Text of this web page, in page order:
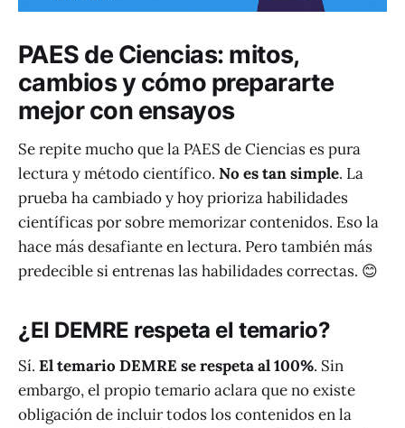
PAES de Ciencias: mitos,
cambios y cómo prepararte
mejor con ensayos
Se repite mucho que la PAES de Ciencias es pura
lectura y método científico. No es tan simple. La
prueba ha cambiado y hoy prioriza habilidades
científicas por sobre memorizar contenidos. Eso la
hace más desafiante en lectura. Pero también más
predecible si entrenas las habilidades correctas. 😊
¿El DEMRE respeta el temario?
Sí. El temario DEMRE se respeta al 100%. Sin
embargo, el propio temario aclara que no existe
obligación de incluir todos los contenidos en la